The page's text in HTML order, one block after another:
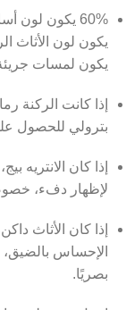
يكون لون الأثاث
يكون لمسات
إذا كانت الركنة
بترولي للحصول
إذا كان الانتريه
لإظهار دفء،
إذا كان الأثاث
الإحساس بالضيق،
بصريًا.